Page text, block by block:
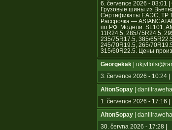
6. července 2026 -
Грузовые шины из
Сертификаты ЕАЭС, ТР
Рассрочка —
по РФ. Модели: SL101,
11R24.5, 285/75R24.5,
235/75R17.5, 385/
245/70R19.5, 265/
315/60R22.5. Цены
Georgekak |
3. července 2026 - 10:24 |
AltonSopay |
1. července 2026 - 17:16 |
AltonSopay |
30. června 2026 - 17:28 |